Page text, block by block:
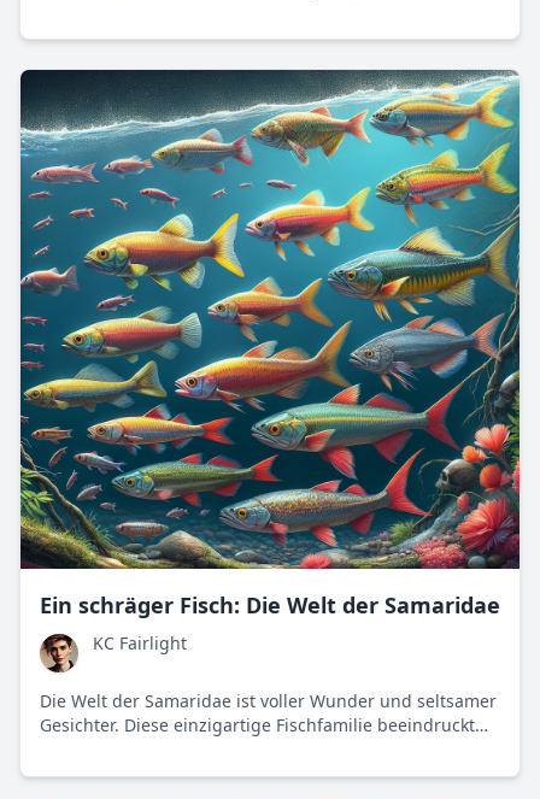
einzigartige Meeresbewohner zeigt, wie die Natur mit
Ein schräger Fisch: Die Welt der Samaridae
KC Fairlight
Die Welt der Samaridae ist voller Wunder und seltsamer
Gesichter. Diese einzigartige Fischfamilie beeindruckt
Rolle im marinen Ökosystem.